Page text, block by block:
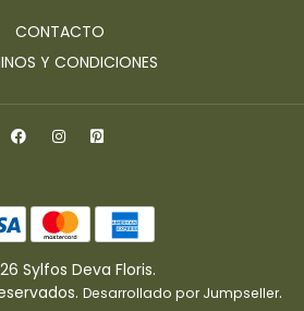
CONTACTO
Y CONDICIONES
Sylfos Deva Floris.
Desarrollado por Jumpseller.